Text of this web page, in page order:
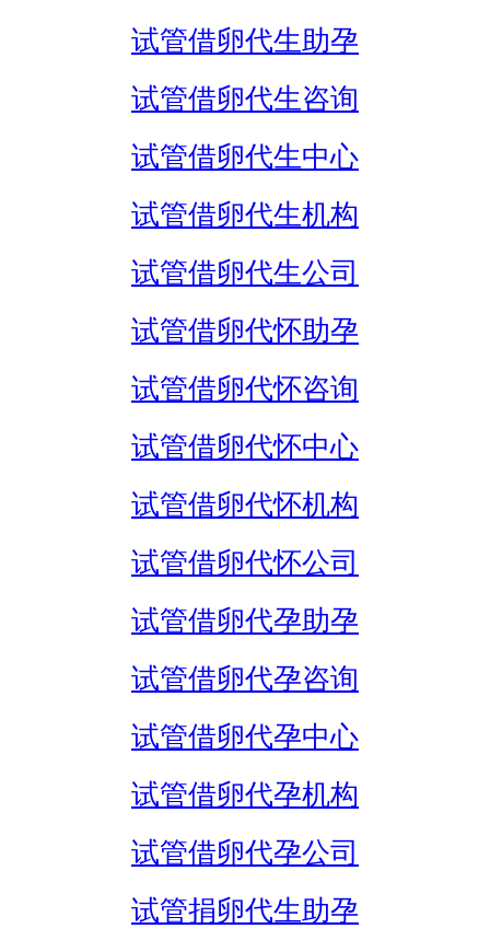
试管借卵代生助孕
试管借卵代生咨询
试管借卵代生中心
试管借卵代生机构
试管借卵代生公司
试管借卵代怀助孕
试管借卵代怀咨询
试管借卵代怀中心
试管借卵代怀机构
试管借卵代怀公司
试管借卵代孕助孕
试管借卵代孕咨询
试管借卵代孕中心
试管借卵代孕机构
试管借卵代孕公司
试管捐卵代生助孕